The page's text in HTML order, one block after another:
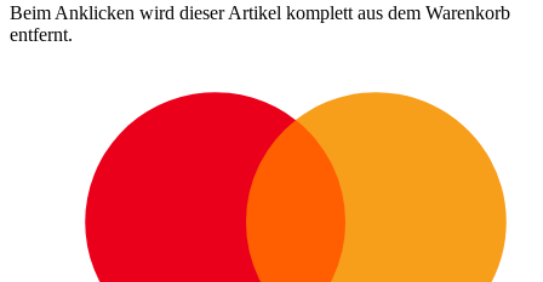
Beim Anklicken wird dieser Artikel komplett aus dem Warenkorb
entfernt.